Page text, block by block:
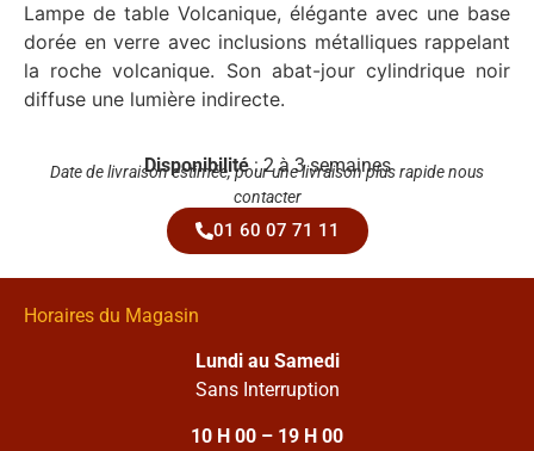
Lampe de table Volcanique, élégante avec une base
dorée en verre avec inclusions métalliques rappelant
la roche volcanique. Son abat-jour cylindrique noir
diffuse une lumière indirecte.
Disponibilité: 2 à 3 semaines
Date de livraison estimée, pour une livraison plus rapide nous
contacter
01 60 07 71 11
Horaires du Magasin
Lundi au Samedi
Sans Interruption
10 H 00 – 19 H 00